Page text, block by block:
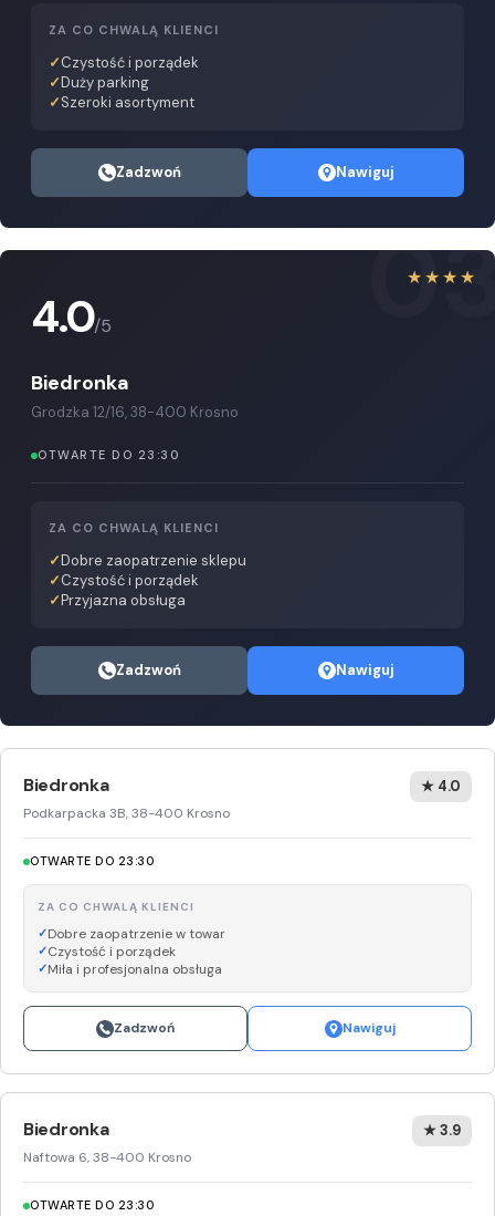
ZA CO CHWALĄ KLIENCI
Czystość i porządek
Duży parking
Szeroki asortyment
Zadzwoń Nawiguj
★★★★
4.0/5
Biedronka
Grodzka 12/16, 38-400 Krosno
OTWARTE DO 23:30
ZA CO CHWALĄ KLIENCI
Dobre zaopatrzenie sklepu
Czystość i porządek
Przyjazna obsługa
Zadzwoń Nawiguj
Biedronka
Podkarpacka 3B, 38-400 Krosno
★ 4.0
OTWARTE DO 23:30
ZA CO CHWALĄ KLIENCI
Dobre zaopatrzenie w towar
Czystość i porządek
Miła i profesjonalna obsługa
Zadzwoń Nawiguj
Biedronka
Naftowa 6, 38-400 Krosno
★ 3.9
OTWARTE DO 23:30